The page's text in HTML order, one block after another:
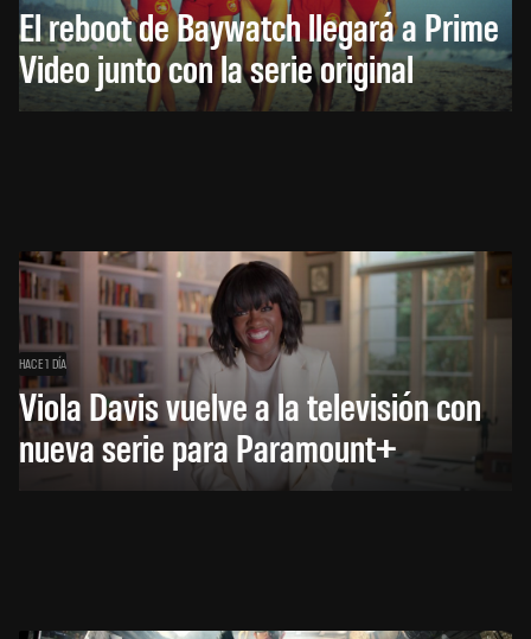
El reboot de Baywatch llegará a Prime
Video junto con la serie original
HACE 1 DÍA
Viola Davis vuelve a la televisión con
nueva serie para Paramount+